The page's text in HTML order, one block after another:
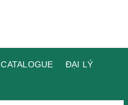
CATALOGUE
ĐẠI LÝ